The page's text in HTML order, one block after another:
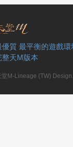
優質 最平衡的遊戲
整天M版本
堂M-Lineage (TW)